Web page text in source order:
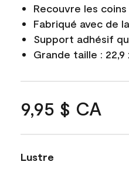
Recouvre les coins
Fabriqué avec de
Support adhésif
Grande taille : 22,9
9,95 $ CA
Lustre